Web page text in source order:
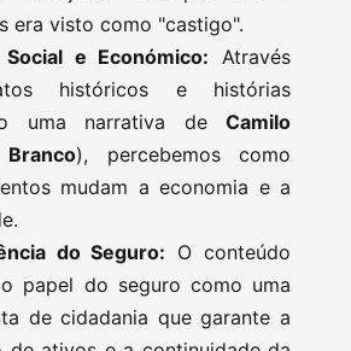
era visto como "castigo".
Social e Económico: Através
históricos e histórias
uma narrativa de Camilo
), percebemos como
mudam a economia e a
do Seguro: O conteúdo
papel do seguro como uma
de cidadania que garante a